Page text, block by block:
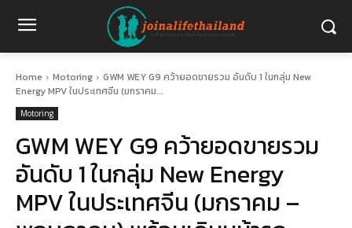
Home Motoring
GWM WEY G9 คว้ายอดขายรวม อันดับ 1 ในกลุ่ม New
Energy MPV ในประเทศจีน (มกราคม...
Motoring
GWM WEY G9 คว้ายอดขายรวม
อันดับ 1 ในกลุ่ม New Energy
MPV ในประเทศจีน (มกราคม –